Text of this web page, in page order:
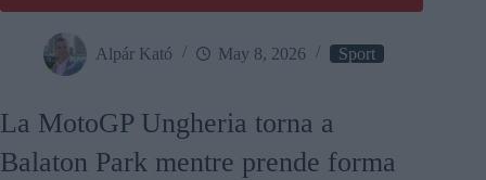
Alpár Kató May 8, 2026 Sport
La MotoGP Ungheria torna a
Balaton Park mentre prende forma